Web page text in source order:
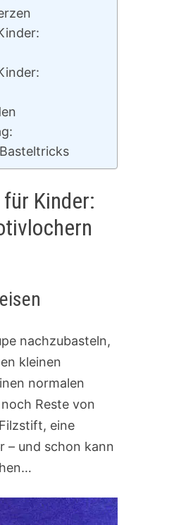
Kinder:
nachzubasteln,
kleinen
normalen
Reste von
eine
– und schon kann